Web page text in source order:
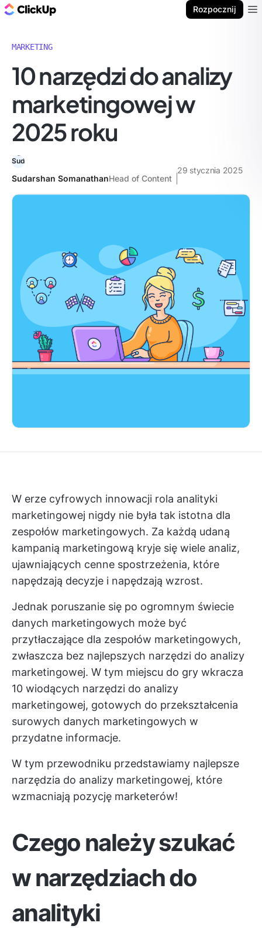
Rozpocznij
MARKETING
10 narzędzi do analizy
marketingowej w
2025 roku
Sudarshan SomanathanHead of Content
29 stycznia 2025
W erze cyfrowych innowacji rola analityki
marketingowej nigdy nie była tak istotna dla
zespołów marketingowych. Za każdą udaną
kampanią marketingową kryje się wiele analiz,
ujawniających cenne spostrzeżenia, które
napędzają decyzje i napędzają wzrost.
Jednak poruszanie się po ogromnym świecie
danych marketingowych może być
przytłaczające dla zespołów marketingowych,
zwłaszcza bez najlepszych narzędzi do analizy
marketingowej. W tym miejscu do gry wkracza
10 wiodących narzędzi do analizy
marketingowej, gotowych do przekształcenia
surowych danych marketingowych w
przydatne informacje.
W tym przewodniku przedstawiamy najlepsze
narzędzia do analizy marketingowej, które
wzmacniają pozycję marketerów!
Czego należy szukać
w narzędziach do
analityki